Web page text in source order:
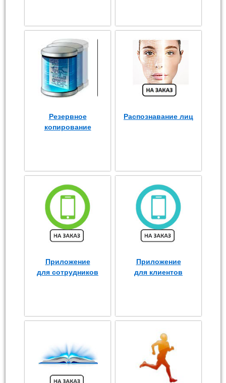
Резервное
копирование
Распознавание лиц
Приложение
для сотрудников
Приложение
для клиентов